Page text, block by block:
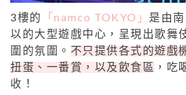
3樓的 「namco TOKYO」 是由
以的大型遊戲中心，呈現出歌舞
圍的氛圍。 不只提供各式的遊戲
扭蛋、一番賞，以及飲食區 ，吃
收！